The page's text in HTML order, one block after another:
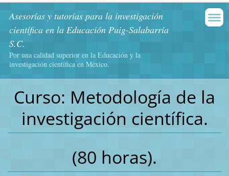
Asesorías y tutorías para la investigación
científica en la Educación Puig-Salabarría
S.C.
Por una calidad superior en la Educación y la
investigación científica en México.
Curso: Metodología de la
investigación científica.
(80 horas).